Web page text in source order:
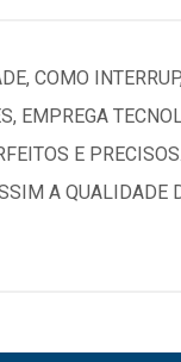
COMO
EMPREGA
E
A QUALIDADE